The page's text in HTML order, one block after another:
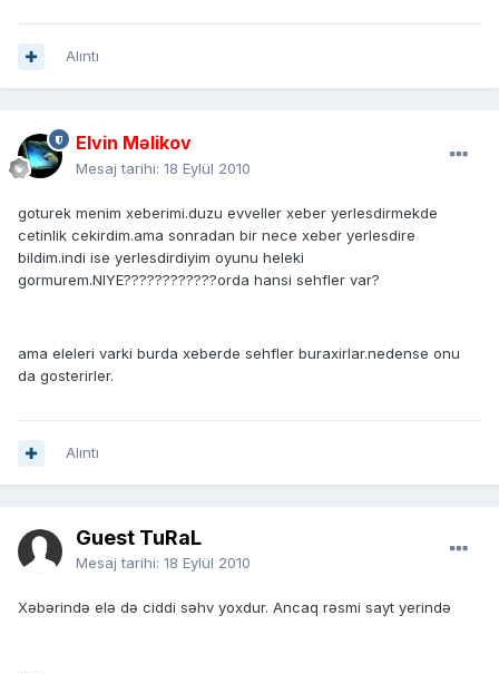
Alıntı
Elvin Məlikov
Mesaj tarihi: 18 Eylül 2010
goturek menim xeberimi.duzu evveller xeber yerlesdirmekde
cetinlik cekirdim.ama sonradan bir nece xeber yerlesdire
bildim.indi ise yerlesdirdiyim oyunu heleki
gormurem.NIYE????????????orda hansi sehfler var?
ama eleleri varki burda xeberde sehfler buraxirlar.nedense onu
da gosterirler.
Alıntı
Guest TuRaL
Mesaj tarihi: 18 Eylül 2010
Xəbərində elə də ciddi səhv yoxdur. Ancaq rəsmi sayt yerində